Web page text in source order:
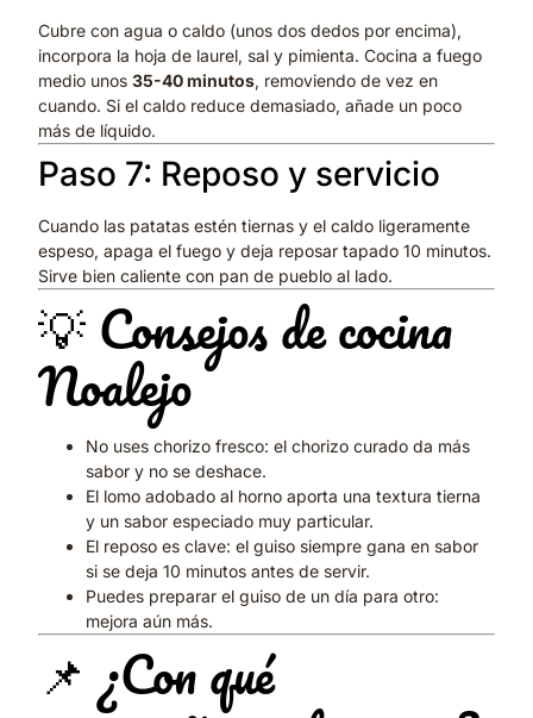
Cubre con agua o caldo (unos dos dedos por encima),
incorpora la hoja de laurel, sal y pimienta. Cocina a fuego
medio unos35-40 minutos, removiendo de vez en
cuando. Si el caldo reduce demasiado, añade un poco
más de líquido.
Paso 7: Reposo y servicio
Cuando las patatas estén tiernas y el caldo ligeramente
espeso, apaga el fuego y deja reposar tapado 10 minutos.
Sirve bien caliente con pan de pueblo al lado.
💡 Consejos de cocina
Noalejo
No uses chorizo fresco: el chorizo curado da más
sabor y no se deshace.
El lomo adobado al horno aporta una textura tierna
y un sabor especiado muy particular.
El reposo es clave: el guiso siempre gana en sabor
si se deja 10 minutos antes de servir.
Puedes preparar el guiso de un día para otro:
mejora aún más.
📌 ¿Con qué